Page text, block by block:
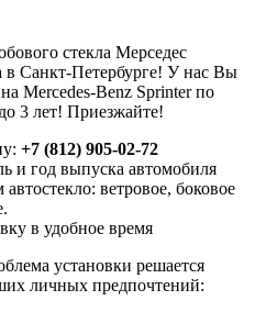
стекла Мерседес
в Санкт-Петербурге! У нас Вы
Mercedes-Benz Sprinter по
3 лет! Приезжайте!
+7 (812) 905-02-72
и год выпуска автомобиля
ветровое, боковое
в удобное время
установки решается
личных предпочтений: